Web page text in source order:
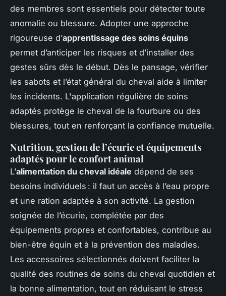
des membres sont essentiels pour détecter toute
anomalie ou blessure. Adopter une approche
rigoureuse d’apprentissage des soins équins
permet d’anticiper les risques et d’installer des
gestes sûrs dès le début. Dès le pansage, vérifier
les sabots et l’état général du cheval aide à limiter
les incidents. L'application régulière de soins
adaptés protège le cheval de la fourbure ou des
blessures, tout en renforçant la confiance mutuelle.
Nutrition, gestion de l’écurie et équipements
adaptés pour le confort animal
L’alimentation du cheval idéale dépend de ses
besoins individuels : il faut un accès à l’eau propre
et une ration adaptée à son activité. La gestion
soignée de l’écurie, complétée par des
équipements propres et confortables, contribue au
bien-être équin et à la prévention des maladies.
Les accessoires sélectionnés doivent faciliter la
qualité des routines de soins du cheval quotidien et
la bonne alimentation, tout en réduisant le stress